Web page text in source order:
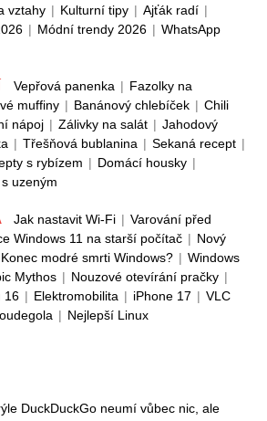
vztahy | Kulturní tipy | Ajťák radí |
| Módní trendy 2026 | WhatsApp
Vepřová panenka | Fazolky na
muffiny | Banánový chlebíček | Chili
nápoj | Zálivky na salát | Jahodový
| Třešňová bublanina | Sekaná recept |
s rybízem | Domácí housky |
uzeným
Jak nastavit Wi-Fi | Varování před
Windows 11 na starší počítač | Nový
Konec modré smrti Windows? | Windows
Mythos | Nouzové otevírání pračky |
16 | Elektromobilita | iPhone 17 | VLC
| Nejlepší Linux
DuckDuckGo neumí vůbec nic, ale